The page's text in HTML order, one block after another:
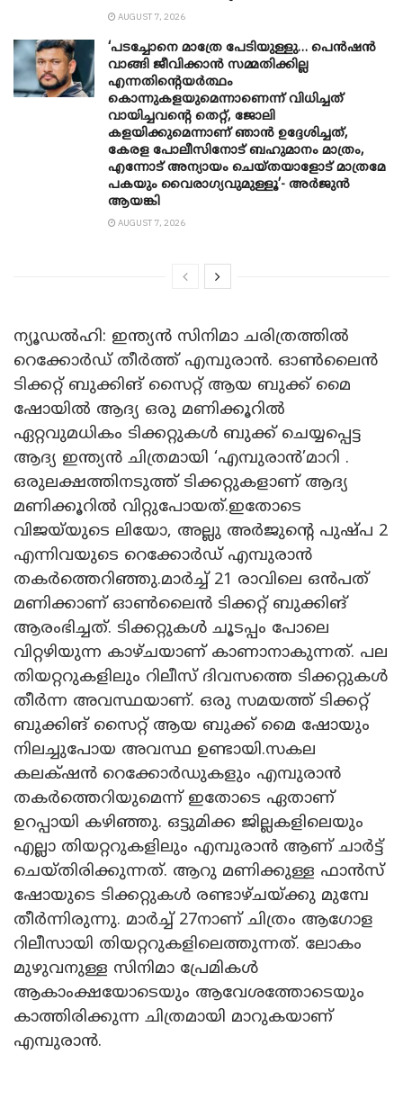
AUGUST 7, 2026
‘പടച്ചോനെ മാത്രേ പേടിയുള്ളു… പെൻഷൻ
വാങ്ങി ജീവിക്കാൻ സമ്മതിക്കില്ല
എന്നതിന്റെയർത്ഥം
കൊന്നുകളയുമെന്നാണെന്ന് വിധിച്ചത്
വായിച്ചവന്റെ തെറ്റ്, ജോലി
കളയിക്കുമെന്നാണ് ഞാൻ ഉദ്ദേശിച്ചത്,
കേരള പോലീസിനോട് ബഹുമാനം മാത്രം,
എന്നോട് അന്യായം ചെയ്തയാളോട് മാത്രമേ
പകയും വൈരാഗ്യവുമുള്ളൂ’- അർജുൻ
ആയങ്കി
AUGUST 7, 2026
ന്യൂഡൽഹി: ഇന്ത്യൻ സിനിമാ ചരിത്രത്തിൽ
റെക്കോർഡ് തീർത്ത് എമ്പുരാൻ. ഓൺലൈൻ
ടിക്കറ്റ് ബുക്കിങ് സൈറ്റ് ആയ ബുക്ക് മൈ
ഷോയിൽ ആദ്യ ഒരു മണിക്കൂറില്‍
ഏറ്റവുമധികം ടിക്കറ്റുകൾ ബുക്ക് ചെയ്യപ്പെട്ട
ആദ്യ ഇന്ത്യൻ ചിത്രമായി ‘എമ്പുരാൻ’മാറി .
ഒരുലക്ഷത്തിനടുത്ത് ടിക്കറ്റുകളാണ് ആദ്യ
മണിക്കൂറിൽ വിറ്റുപോയത്.ഇതോടെ
വിജയ്‌യുടെ ലിയോ, അല്ലു അർജുന്റെ പുഷ്പ 2
എന്നിവയുടെ റെക്കോർഡ് എമ്പുരാൻ
തകർത്തെറിഞ്ഞു.മാർച്ച് 21 രാവിലെ ഒൻപത്
മണിക്കാണ് ഓൺലൈൻ ടിക്കറ്റ് ബുക്കിങ്
ആരംഭിച്ചത്. ടിക്കറ്റുകൾ ചൂടപ്പം പോലെ
വിറ്റഴിയുന്ന കാഴ്ചയാണ് കാണാനാകുന്നത്. പല
തിയറ്ററുകളിലും റിലീസ് ദിവസത്തെ ടിക്കറ്റുകൾ
തീർന്ന അവസ്ഥയാണ്. ഒരു സമയത്ത് ടിക്കറ്റ്
ബുക്കിങ് സൈറ്റ് ആയ ബുക്ക് മൈ ഷോയും
നിലച്ചുപോയ അവസ്ഥ ഉണ്ടായി.സകല
കലക്‌ഷൻ റെക്കോർഡുകളും എമ്പുരാൻ
തകർത്തെറിയുമെന്ന് ഇതോടെ ഏതാണ്
ഉറപ്പായി കഴിഞ്ഞു. ഒട്ടുമിക്ക ജില്ലകളിലെയും
എല്ലാ തിയറ്ററുകളിലും എമ്പുരാൻ ആണ് ചാർട്ട്
ചെയ്തിരിക്കുന്നത്. ആറു മണിക്കുള്ള ഫാൻസ്
ഷോയുടെ ടിക്കറ്റുകൾ രണ്ടാഴ്ചയ്ക്കു മുമ്പേ
തീർന്നിരുന്നു. മാർച്ച് 27നാണ് ചിത്രം ആഗോള
റിലീസായി തിയറ്ററുകളിലെത്തുന്നത്. ലോകം
മുഴുവനുള്ള സിനിമാ പ്രേമികൾ
ആകാംക്ഷയോടെയും ആവേശത്തോടെയും
കാത്തിരിക്കുന്ന ചിത്രമായി മാറുകയാണ്
എമ്പുരാൻ.